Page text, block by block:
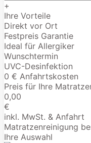
+
Ihre Vorteile
Direkt vor Ort
Festpreis Garantie
Ideal für Allergiker
Wunschtermin
UVC-Desinfektion
0 € Anfahrtskosten
Preis für Ihre
0,00
€
inkl. MwSt. & Anfahrt
Matratzenreinigung
Ihre Auswahl